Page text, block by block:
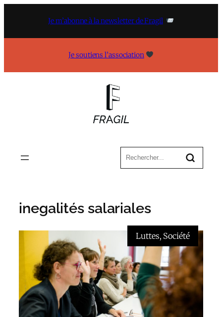
Je m’abonne à la newsletter de Fragil
Je soutiens l’association
inegalités salariales
Luttes, Société